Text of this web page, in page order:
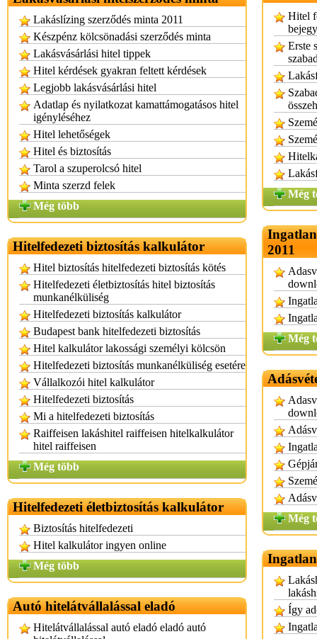
Lakáslízing szerződés minta 2011
Készpénz kölcsönadási szerződés minta
Lakásvásárlási hitel tippek
Hitel kérdések gyakran feltett kérdések
Legjobb lakásvásárlási hitel
Adatlap és nyilatkozat kamattámogatásos hitel
igényléséhez
Hitel lehetőségek
Hitel és biztosítás
Tarol a szuperolcsó hitel
Minta szerzd felek
Még több
Hitelfedezeti biztosítás kalkulátor
Hitel biztosítás hitelfedezeti biztosítás kötés
Hitelfedezeti életbiztosítás hitel biztosítás
munkanélküliség
Hitelfedezeti biztosítás kalkulátor
Budapest bank hitelfedezeti biztosítás
Hitel kalkulátor lakossági személyi kölcsön
Hitelfedezeti biztosítás munkanélküliség esetére
Vállalkozói hitel kalkulátor
Hitelfedezeti biztosítás
Mi a hitelfedezeti biztosítás
Raiffeisen lakáshitel raiffeisen hitelkalkulátor
hitel raiffeisen
Még több
Hitelfedezeti életbiztosítás kalkulátor
Biztosítás hitelfedezeti
Hitel kalkulátor ingyen online
Még több
Autó hitelátvállalással eladó
Hitelátvállalással autó eladó eladó autó
Hitel
Erste
Még
Ingatlan
2011
Még
Még
Ingatlan
Így